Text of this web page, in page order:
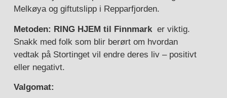
Melkøya og giftutslipp i Repparfjorden.
Metoden: RING HJEM til Finnmark er viktig.
Snakk med folk som blir berørt om hvordan
vedtak på Stortinget vil endre deres liv – positivt
eller negativt.
Valgomat: